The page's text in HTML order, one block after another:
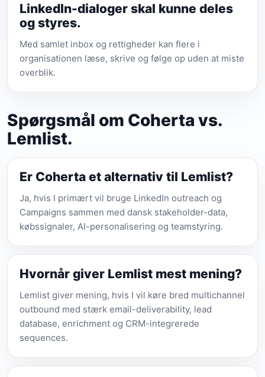
LinkedIn-dialoger skal kunne deles
og styres.
Med samlet inbox og rettigheder kan flere i
organisationen læse, skrive og følge op uden at miste
overblik.
Spørgsmål om Coherta vs.
Lemlist.
Er Coherta et alternativ til Lemlist?
Ja, hvis I primært vil bruge LinkedIn outreach og
Campaigns sammen med dansk stakeholder-data,
købssignaler, AI-personalisering og teamstyring.
Hvornår giver Lemlist mest mening?
Lemlist giver mening, hvis I vil køre bred multichannel
outbound med stærk email-deliverability, lead
database, enrichment og CRM-integrerede
sequences.